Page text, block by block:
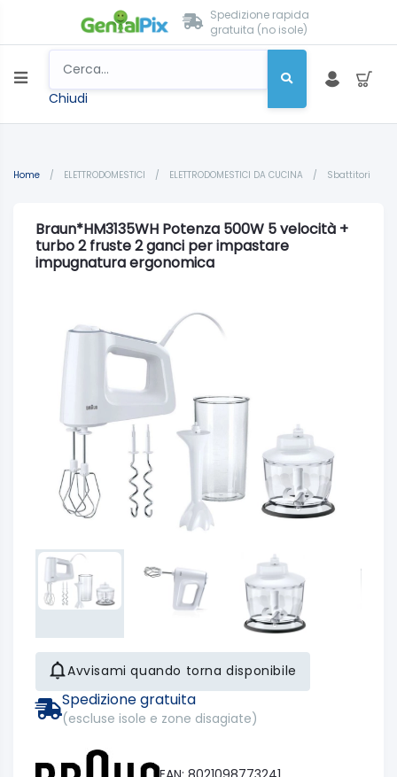
Spedizione rapida
gratuita (no isole)
Chiudi
Home / ELETTRODOMESTICI / ELETTRODOMESTICI DA CUCINA / Sbattitori
Braun*HM3135WH Potenza 500W 5 velocità +
turbo 2 fruste 2 ganci per impastare
impugnatura ergonomica
Avvisami quando torna disponibile
Spedizione gratuita
(escluse isole e zone disagiate)